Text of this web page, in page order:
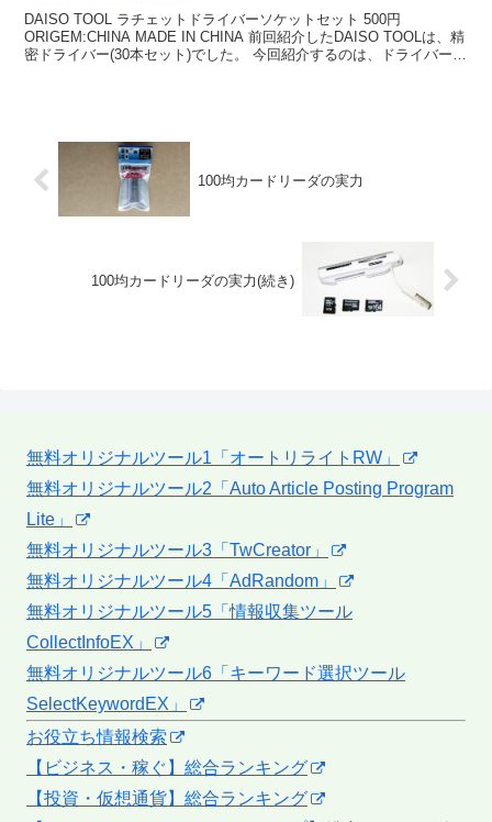
DAISO TOOL ラチェットドライバーソケットセット 500円
ORIGEM:CHINA MADE IN CHINA 前回紹介したDAISO TOOLは、精
密ドライバー(30本セット)でした。 今回紹介するのは、ドライバービ
100均カードリーダの実力
100均カードリーダの実力(続き)
無料オリジナルツール1「オートリライトRW」
無料オリジナルツール2「Auto Article Posting Program
Lite」
無料オリジナルツール3「TwCreator」
無料オリジナルツール4「AdRandom」
無料オリジナルツール5「情報収集ツール
CollectInfoEX」
無料オリジナルツール6「キーワード選択ツール
SelectKeywordEX」
お役立ち情報検索
【ビジネス・稼ぐ】総合ランキング
【投資・仮想通貨】総合ランキング